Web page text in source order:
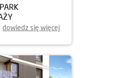
dowiedz się więcej